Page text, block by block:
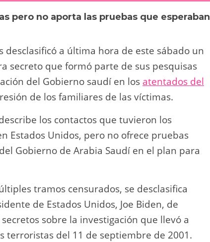
y
Li
n
k
p
tir
pero no aporta las pruebas que esperaban
desclasificó a última hora de este sábado un
secreto que formó parte de sus pesquisas
del Gobierno saudí en los atentados del
de los familiares de las víctimas.
los contactos que tuvieron los
Estados Unidos, pero no ofrece pruebas
Gobierno de Arabia Saudí en el plan para
tramos censurados, se desclasifica
de Estados Unidos, Joe Biden, de
sobre la investigación que llevó a
terroristas del 11 de septiembre de 2001.